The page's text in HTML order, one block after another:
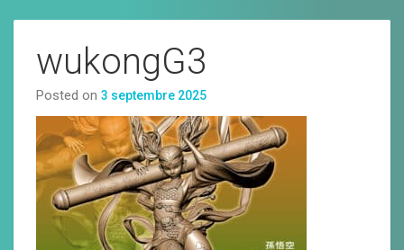
wukongG3
Posted on 3 septembre 2025